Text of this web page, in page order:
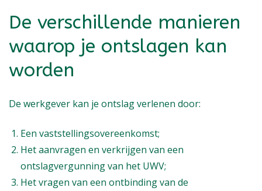
De verschillende manieren
waarop je ontslagen kan
worden
De werkgever kan je ontslag verlenen door:
Een vaststellingsovereenkomst;
Het aanvragen en verkrijgen van een
ontslagvergunning van het UWV;
Het vragen van een ontbinding van de